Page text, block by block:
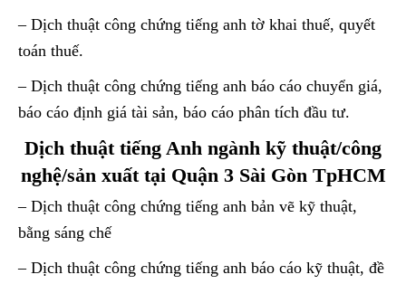
– Dịch thuật công chứng tiếng anh tờ khai thuế, quyết
toán thuế.
– Dịch thuật công chứng tiếng anh báo cáo chuyển giá,
báo cáo định giá tài sản, báo cáo phân tích đầu tư.
Dịch thuật tiếng Anh ngành kỹ thuật/công
nghệ/sản xuất tại Quận 3 Sài Gòn TpHCM
– Dịch thuật công chứng tiếng anh bản vẽ kỹ thuật,
bằng sáng chế
– Dịch thuật công chứng tiếng anh báo cáo kỹ thuật, đề